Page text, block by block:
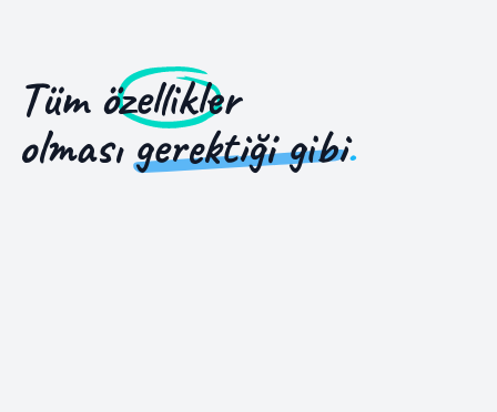
Tümözellikler
olmasıgerektiği gibi.